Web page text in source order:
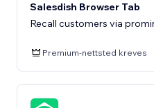
Salesdish Browser Tab
Recall customers via
Premium-nettsted kreves